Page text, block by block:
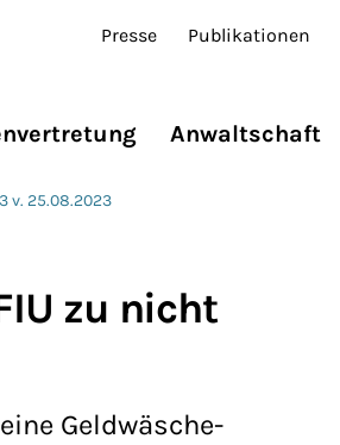
Presse Publikationen
Anwaltschaft
v. 25.08.2023
zu nicht
Geldwäsche-